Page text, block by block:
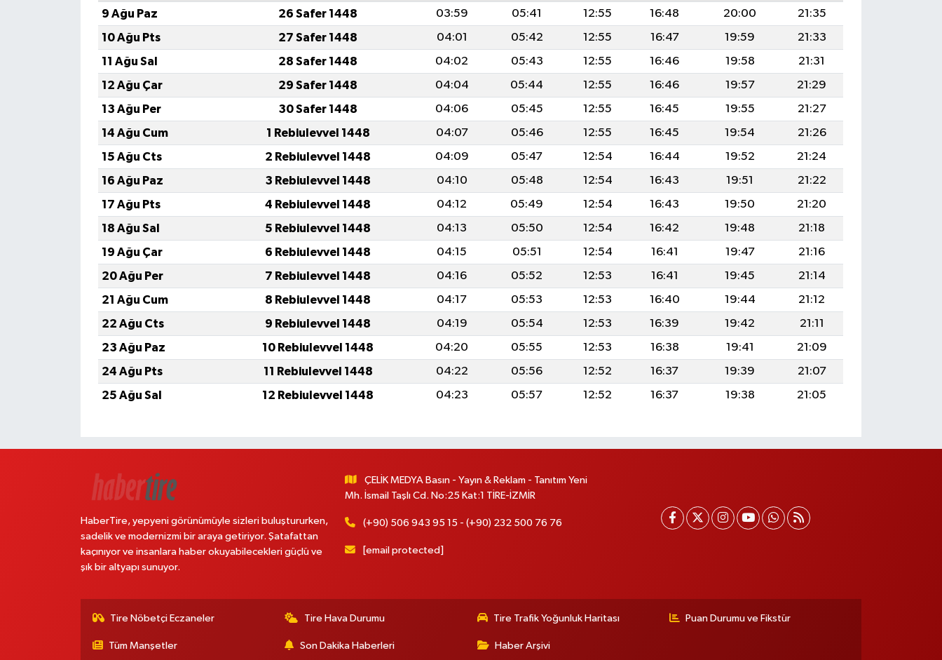
9 Ağu Paz
26 Safer 1448 03:59 05:41 12:55 16:48 20:00
21:35
10 Ağu Pts
27 Safer 1448 04:01 05:42 12:55 16:47 19:59
21:33
11 Ağu Sal
28 Safer 1448 04:02 05:43 12:55 16:46 19:58
21:31
12 Ağu Çar
29 Safer 1448 04:04 05:44 12:55 16:46 19:57
21:29
13 Ağu Per
30 Safer 1448 04:06 05:45 12:55 16:45 19:55
21:27
14 Ağu Cum
1 Rebiulevvel 1448 04:07 05:46 12:55 16:45 19:54
21:26
15 Ağu Cts
2 Rebiulevvel 1448 04:09 05:47 12:54 16:44 19:52
21:24
16 Ağu Paz
3 Rebiulevvel 1448 04:10 05:48 12:54 16:43 19:51
21:22
17 Ağu Pts
4 Rebiulevvel 1448 04:12 05:49 12:54 16:43 19:50
21:20
18 Ağu Sal
5 Rebiulevvel 1448 04:13 05:50 12:54 16:42 19:48
21:18
19 Ağu Çar
6 Rebiulevvel 1448 04:15 05:51 12:54 16:41 19:47
21:16
20 Ağu Per
7 Rebiulevvel 1448 04:16 05:52 12:53 16:41 19:45
21:14
21 Ağu Cum
8 Rebiulevvel 1448 04:17 05:53 12:53 16:40 19:44
21:12
22 Ağu Cts
9 Rebiulevvel 1448 04:19 05:54 12:53 16:39 19:42
21:11
23 Ağu Paz
10 Rebiulevvel 1448 04:20 05:55 12:53 16:38 19:41
21:09
24 Ağu Pts
11 Rebiulevvel 1448 04:22 05:56 12:52 16:37 19:39
21:07
25 Ağu Sal
12 Rebiulevvel 1448 04:23 05:57 12:52 16:37 19:38 21:05
HaberTire, yepyeni görünümüyle sizleri buluştururken,
sadelik ve modernizmi bir araya getiriyor. Şatafattan
kaçınıyor ve insanlara haber okuyabilecekleri güçlü ve
şık bir altyapı sunuyor.
ÇELİK MEDYA Basın - Yayın & Reklam - Tanıtım Yeni
Mh. İsmail Taşlı Cd. No:25 Kat:1 TİRE-İZMİR
(+90) 506 943 95 15 - (+90) 232 500 76 76
[email protected]
Tire Nöbetçi Eczaneler Tire Hava Durumu Tire Trafik Yoğunluk Haritası Puan Durumu ve Fikstür
Tüm Manşetler Son Dakika Haberleri Haber Arşivi